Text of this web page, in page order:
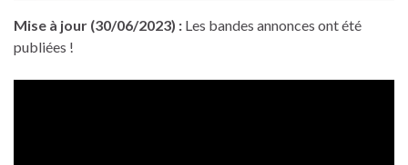
Mise à jour (30/06/2023) : Les bandes annonces ont été
publiées !